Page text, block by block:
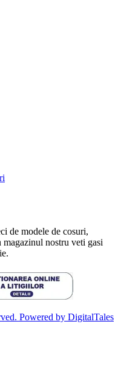
de modele de cosuri,
nostru veti gasi
Powered by DigitalTales